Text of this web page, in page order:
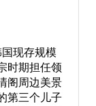
现存规模
时期担任领
阁周边美景
第三个儿子